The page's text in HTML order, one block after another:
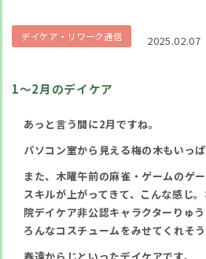
デイケア・リワーク通信 2025.02.07
1～2月のデイケア
あっと言う間に2月ですね。
パソコン室から見える梅の木もいっぱ
また、木曜午前の麻雀・ゲームのゲ
スキルが上がってきて、こんな感じ
院デイケア非公認キャラクターりゅ
ろんなコスチュームをみせてくれそう